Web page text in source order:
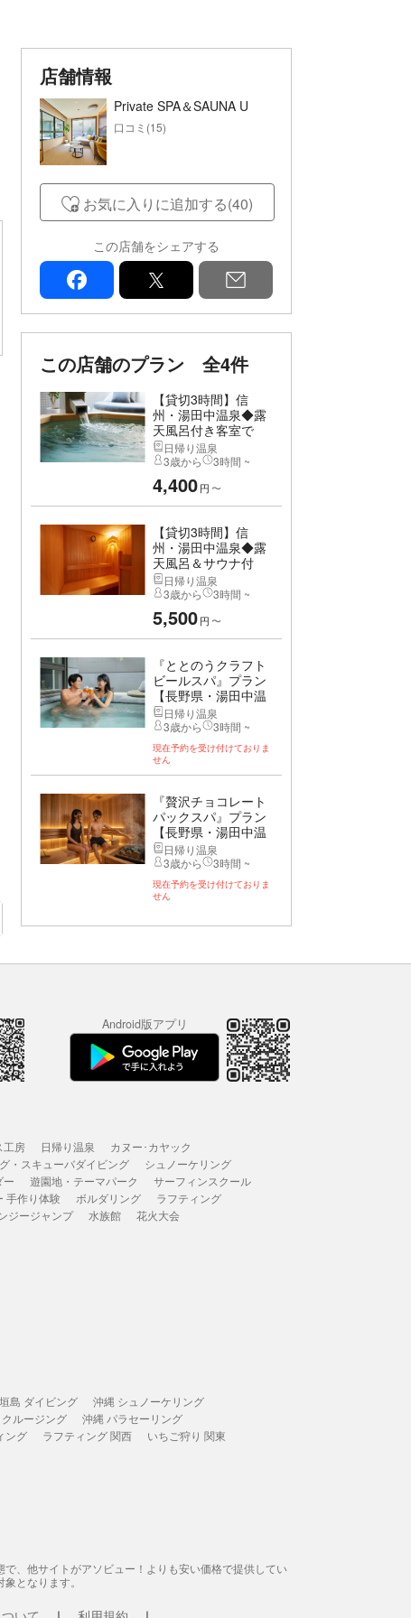
店舗情報
Private SPA＆SAUNA U
口コミ(15)
お気に入りに追加する(40)
この店舗をシェアする
facebook
この店舗のプラン 全4件
【貸切3時間】信
州・湯田中温泉◆露
天風呂付き客室で
贅...日帰り温泉
3歳から
3時間 ~
4,400円 〜
【貸切3時間】信
州・湯田中温泉◆露
天風呂＆サウナ付
き...日帰り温泉
3歳から
3時間 ~
5,500円 〜
『ととのうクラフト
ビールスパ』プラン
【長野県・湯田中温
泉】日帰り温泉
3歳から
3時間 ~
現在予約を受け付けておりま
せん
『贅沢チョコレート
パックスパ』プラン
【長野県・湯田中温
泉】日帰り温泉
3歳から
3時間 ~
現在予約を受け付けておりま
せん
Android版アプリ
工房 日帰り温泉
カヌー･カヤック
・スキューバダイビング
シュノーケリング
ー 遊園地・テーマパーク
サーフィンスクール
手作り体験 ボルダリング
ラフティング
ジージャンプ 水族館 花火大会
島 ダイビング
沖縄 シュノーケリング
ルージング
沖縄 パラセーリング
ング ラフティング 関西
いちご狩り 関東
、他サイトがアソビュー！よりも安い価格で提供してい
となります。